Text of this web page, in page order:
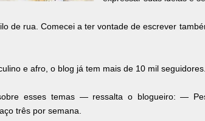
de rua. Comecei a ter vontade de escrever
e afro, o blog já tem mais de 10 mil seguidores.
esses temas — ressalta o blogueiro: —
três por semana.